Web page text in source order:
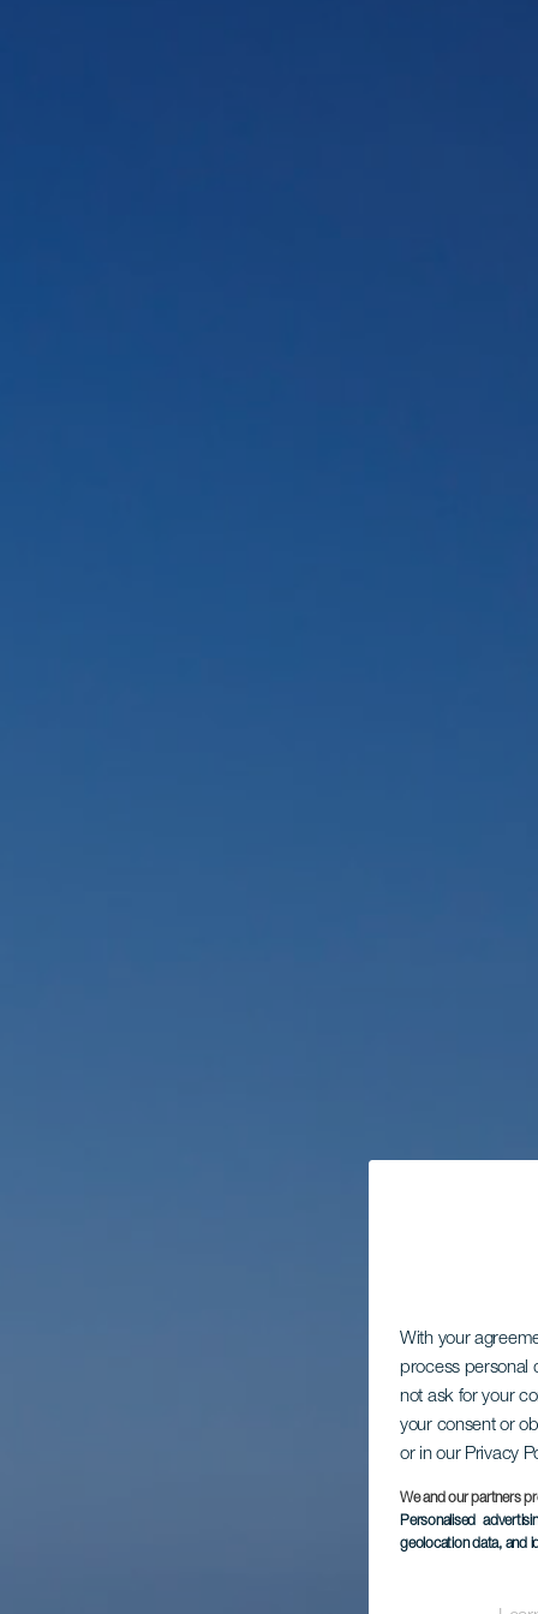
With your
process personal
not ask for your
your consent or
or in our Privacy
We and our partners
Personalised
geolocation data, and